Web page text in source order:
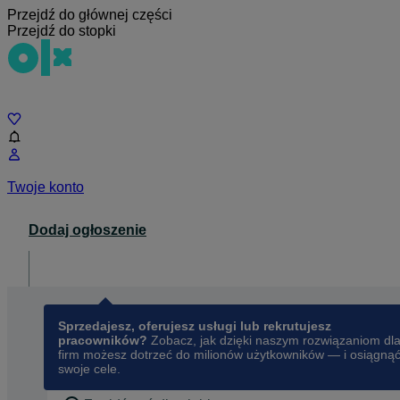
Przejdź do głównej części
Przejdź do stopki
Twoje konto
Dodaj ogłoszenie
Sprzedajesz, oferujesz usługi lub rekrutujesz
pracowników? Zobacz, jak dzięki naszym rozwiązaniom dla
firm możesz dotrzeć do milionów użytkowników — i osiągnąć
swoje cele.